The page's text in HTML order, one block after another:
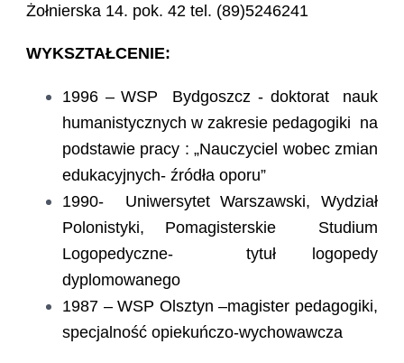
Żołnierska 14. pok. 42 tel. (89)5246241
WYKSZTAŁCENIE:
1996 – WSP Bydgoszcz - doktorat nauk
humanistycznych w zakresie pedagogiki na
podstawie pracy : „Nauczyciel wobec zmian
edukacyjnych- źródła oporu”
1990- Uniwersytet Warszawski, Wydział
Polonistyki, Pomagisterskie Studium
Logopedyczne- tytuł logopedy
dyplomowanego
1987 – WSP Olsztyn –magister pedagogiki,
specjalność opiekuńczo-wychowawcza